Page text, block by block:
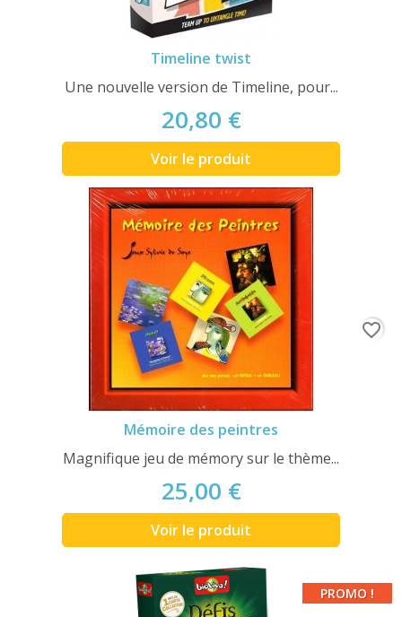
Timeline twist
Une nouvelle version de Timeline, pour...
20,80 €
Voir le produit
Mémoire des peintres
Magnifique jeu de mémory sur le thème...
25,00 €
Voir le produit
favorite_border
PROMO !